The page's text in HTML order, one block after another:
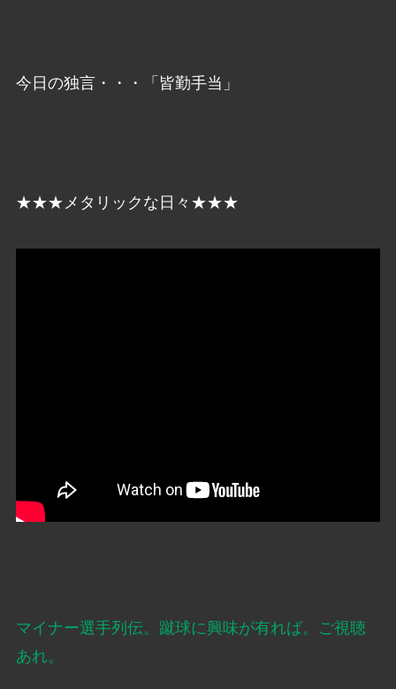
今日の独言・・・「皆勤手当」
★★★メタリックな日々★★★
マイナー選手列伝。蹴球に興味が有れば。ご視聴
あれ。